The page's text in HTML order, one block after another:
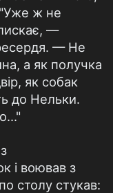
"Уже ж не
—
— Не
а як получка
як собак
до Нельки.
і воював з
столу стукав: